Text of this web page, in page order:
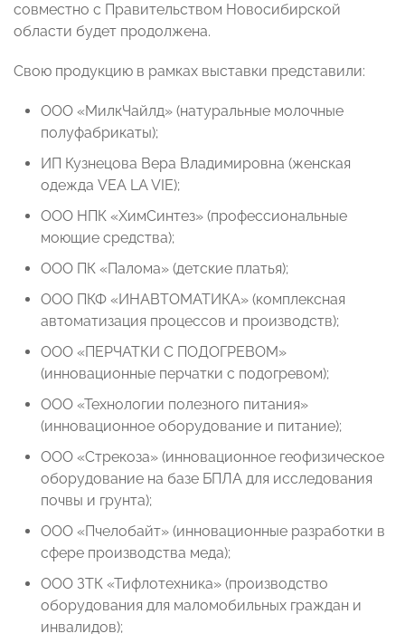
совместно с Правительством Новосибирской
области будет продолжена.
Свою продукцию в рамках выставки представили:
ООО «МилкЧайлд» (натуральные молочные
полуфабрикаты);
ИП Кузнецова Вера Владимировна (женская
одежда VEA LA VIE);
ООО НПК «ХимСинтез» (профессиональные
моющие средства);
ООО ПК «Палома» (детские платья);
ООО ПКФ «ИНАВТОМАТИКА» (комплексная
автоматизация процессов и производств);
ООО «ПЕРЧАТКИ С ПОДОГРЕВОМ»
(инновационные перчатки с подогревом);
ООО «Технологии полезного питания»
(инновационное оборудование и питание);
ООО «Стрекоза» (инновационное геофизическое
оборудование на базе БПЛА для исследования
почвы и грунта);
ООО «Пчелобайт» (инновационные разработки в
сфере производства меда);
OOO ЗТК «Тифлотехника» (производство
оборудования для маломобильных граждан и
инвалидов);